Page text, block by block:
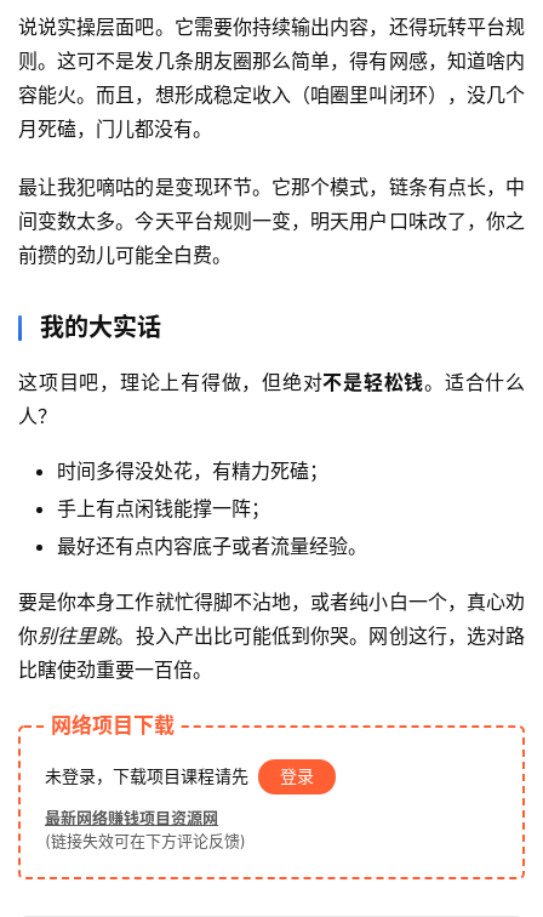
项
目
创
网
泡
创
业
说说实操层面吧。它需要你持续输出内容，还得玩转平台规
则。这可不是发几条朋友圈那么简单，得有网感，知道啥内
容能火。而且，想形成稳定收入（咱圈里叫闭环），没几个
月死磕，门儿都没有。
最让我犯嘀咕的是变现环节。它那个模式，链条有点长，中
间变数太多。今天平台规则一变，明天用户口味改了，你之
前攒的劲儿可能全白费。
我的大实话
这项目吧，理论上有得做，但绝对不是轻松钱。适合什么
人？
时间多得没处花，有精力死磕；
手上有点闲钱能撑一阵；
最好还有点内容底子或者流量经验。
要是你本身工作就忙得脚不沾地，或者纯小白一个，真心劝
你别往里跳。投入产出比可能低到你哭。网创这行，选对路
比瞎使劲重要一百倍。
网络项目下载
未登录，下载项目课程请先 登录
最新网络赚钱项目资源网
(链接失效可在下方评论反馈)